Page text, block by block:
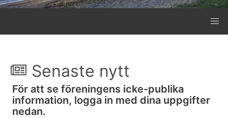
Senaste nytt
För att se föreningens icke-publika
information, logga in med dina uppgifter
nedan.